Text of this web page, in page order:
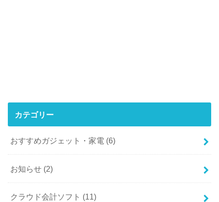
カテゴリー
おすすめガジェット・家電 (6)
お知らせ (2)
クラウド会計ソフト (11)